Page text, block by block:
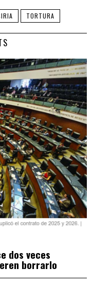
TORTURA
dos veces
borrarlo